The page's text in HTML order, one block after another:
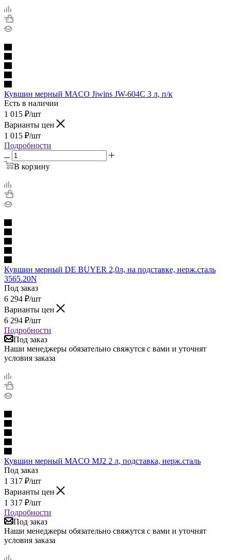
Кувшин мерный MACO Jiwins JW-604C 3 л, п/к
Есть в наличии
1 015 ₽/шт
Варианты цен
1 015 ₽/шт
Подробности
В корзину
Кувшин мерный DE BUYER 2,0л, на подставке, нерж.сталь
3565.20N
Под заказ
6 294 ₽/шт
Варианты цен
6 294 ₽/шт
Подробности
Под заказ
Наши менеджеры обязательно свяжутся с вами и уточнят
условия заказа
Кувшин мерный MACO MJ2 2 л, подставка, нерж.сталь
Под заказ
1 317 ₽/шт
Варианты цен
1 317 ₽/шт
Подробности
Под заказ
Наши менеджеры обязательно свяжутся с вами и уточнят
условия заказа